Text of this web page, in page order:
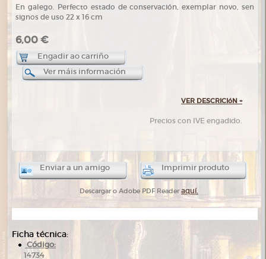
En galego. Perfecto estado de conservación, exemplar novo, sen
signos de uso 22 x 16 cm
6,00 €
Engadir ao carriño
Ver máis información
VER DESCRICIóN +
Precios con IVE engadido.
Enviar a un amigo Imprimir produto
Descargar o Adobe PDF Readeraquí.
Ficha técnica:
Código:
14734